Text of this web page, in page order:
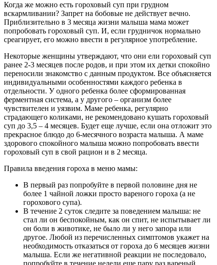
Когда же можно есть гороховый суп при грудном
вскармливании? Запрет на бобовые не действует вечно.
Приблизительно в 3 месяца жизни малыша мама может
попробовать гороховый суп. И, если грудничок нормально
среагирует, его можно ввести в регулярное употребление.
Некоторые женщины утверждают, что они ели гороховый суп
ранее 2-3 месяцев после родов, и при этом их детки спокойно
переносили знакомство с данным продуктом. Все объясняется
индивидуальными особенностями каждого ребенка в
отдельности. У одного ребенка более сформированная
ферментная система, а у другого – организм более
чувствителен и уязвим. Маме ребенка, регулярно
страдающего коликами, не рекомендовано кушать гороховый
суп до 3,5 – 4 месяцев. Будет еще лучше, если она отложит это
прекрасное блюдо до 6-месячного возраста малыша. А маме
здорового спокойного малыша можно попробовать ввести
гороховый суп в свой рацион и в 2 месяца.
Правила введения гороха в меню мамы:
В первый раз попробуйте в первой половине дня не
более 1 чайной ложки просто вареного гороха (а не
горохового супа).
В течение 2 суток следите за поведением малыша: не
стал ли он беспокойным, как он спит, не испытывает ли
он боли в животике, не было ли у него запора или
другое. Любой из перечисленных симптомов укажет на
необходимость отказаться от гороха до 6 месяцев жизни
малыша. Если же негативной реакции не последовало,